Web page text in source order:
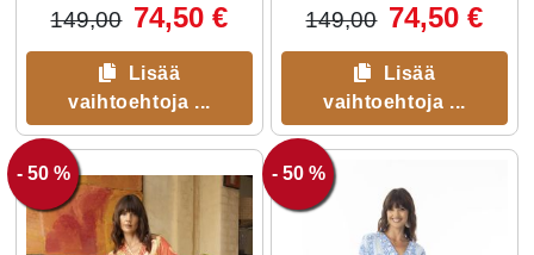
149,00 74,50 €
Lisää
vaihtoehtoja ...
149,00 74,50 €
Lisää
vaihtoehtoja ...
- 50 % - 50 %